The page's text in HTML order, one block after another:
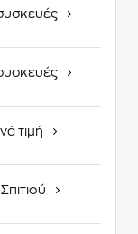
τιμή